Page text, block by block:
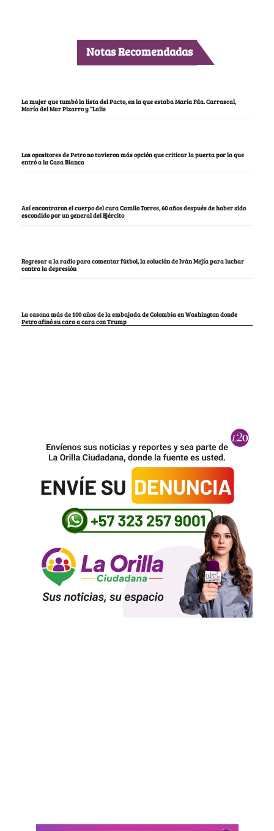
Notas Recomendadas
La mujer que tumbó la lista del Pacto, en la que estaba María Fda. Carrascal,
María del Mar Pizarro y “Lalis
Los opositores de Petro no tuvieron más opción que criticar la puerta por la que
entró a la Casa Blanca
Así encontraron el cuerpo del cura Camilo Torres, 60 años después de haber sido
escondido por un general del Ejército
Regresar a la radio para comentar fútbol, la solución de Iván Mejía para luchar
contra la depresión
La casona más de 100 años de la embajada de Colombia en Washington donde
Petro afinó su cara a cara con Trump